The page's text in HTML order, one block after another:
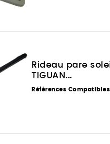
Rideau pare
TIGUAN...
Références